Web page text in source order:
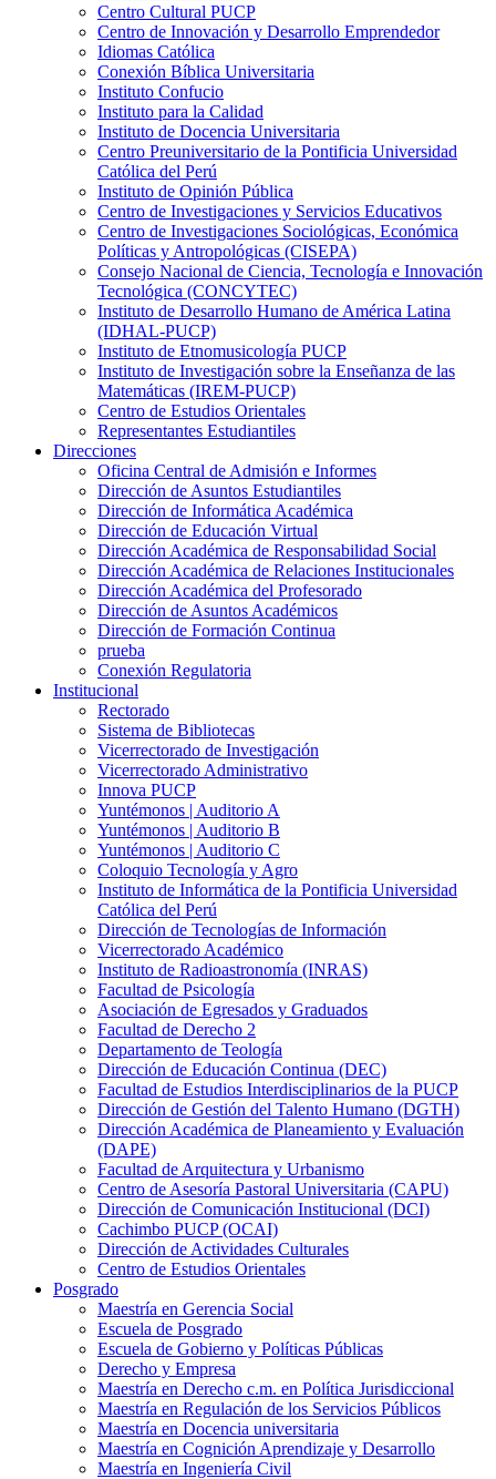
Centro Cultural PUCP
Centro de Innovación y Desarrollo Emprendedor
Idiomas Católica
Conexión Bíblica Universitaria
Instituto Confucio
Instituto para la Calidad
Instituto de Docencia Universitaria
Centro Preuniversitario de la Pontificia Universidad
Católica del Perú
Instituto de Opinión Pública
Centro de Investigaciones y Servicios Educativos
Centro de Investigaciones Sociológicas, Económica
Políticas y Antropológicas (CISEPA)
Consejo Nacional de Ciencia, Tecnología e Innovación
Tecnológica (CONCYTEC)
Instituto de Desarrollo Humano de América Latina
(IDHAL-PUCP)
Instituto de Etnomusicología PUCP
Instituto de Investigación sobre la Enseñanza de las
Matemáticas (IREM-PUCP)
Centro de Estudios Orientales
Representantes Estudiantiles
Direcciones
Oficina Central de Admisión e Informes
Dirección de Asuntos Estudiantiles
Dirección de Informática Académica
Dirección de Educación Virtual
Dirección Académica de Responsabilidad Social
Dirección Académica de Relaciones Institucionales
Dirección Académica del Profesorado
Dirección de Asuntos Académicos
Dirección de Formación Continua
prueba
Conexión Regulatoria
Institucional
Rectorado
Sistema de Bibliotecas
Vicerrectorado de Investigación
Vicerrectorado Administrativo
Innova PUCP
Yuntémonos | Auditorio A
Yuntémonos | Auditorio B
Yuntémonos | Auditorio C
Coloquio Tecnología y Agro
Instituto de Informática de la Pontificia Universidad
Católica del Perú
Dirección de Tecnologías de Información
Vicerrectorado Académico
Instituto de Radioastronomía (INRAS)
Facultad de Psicología
Asociación de Egresados y Graduados
Facultad de Derecho 2
Departamento de Teología
Dirección de Educación Continua (DEC)
Facultad de Estudios Interdisciplinarios de la PUCP
Dirección de Gestión del Talento Humano (DGTH)
Dirección Académica de Planeamiento y Evaluación
(DAPE)
Facultad de Arquitectura y Urbanismo
Centro de Asesoría Pastoral Universitaria (CAPU)
Dirección de Comunicación Institucional (DCI)
Cachimbo PUCP (OCAI)
Dirección de Actividades Culturales
Centro de Estudios Orientales
Posgrado
Maestría en Gerencia Social
Escuela de Posgrado
Escuela de Gobierno y Políticas Públicas
Derecho y Empresa
Maestría en Derecho c.m. en Política Jurisdiccional
Maestría en Regulación de los Servicios Públicos
Maestría en Docencia universitaria
Maestría en Cognición Aprendizaje y Desarrollo
Maestría en Ingeniería Civil